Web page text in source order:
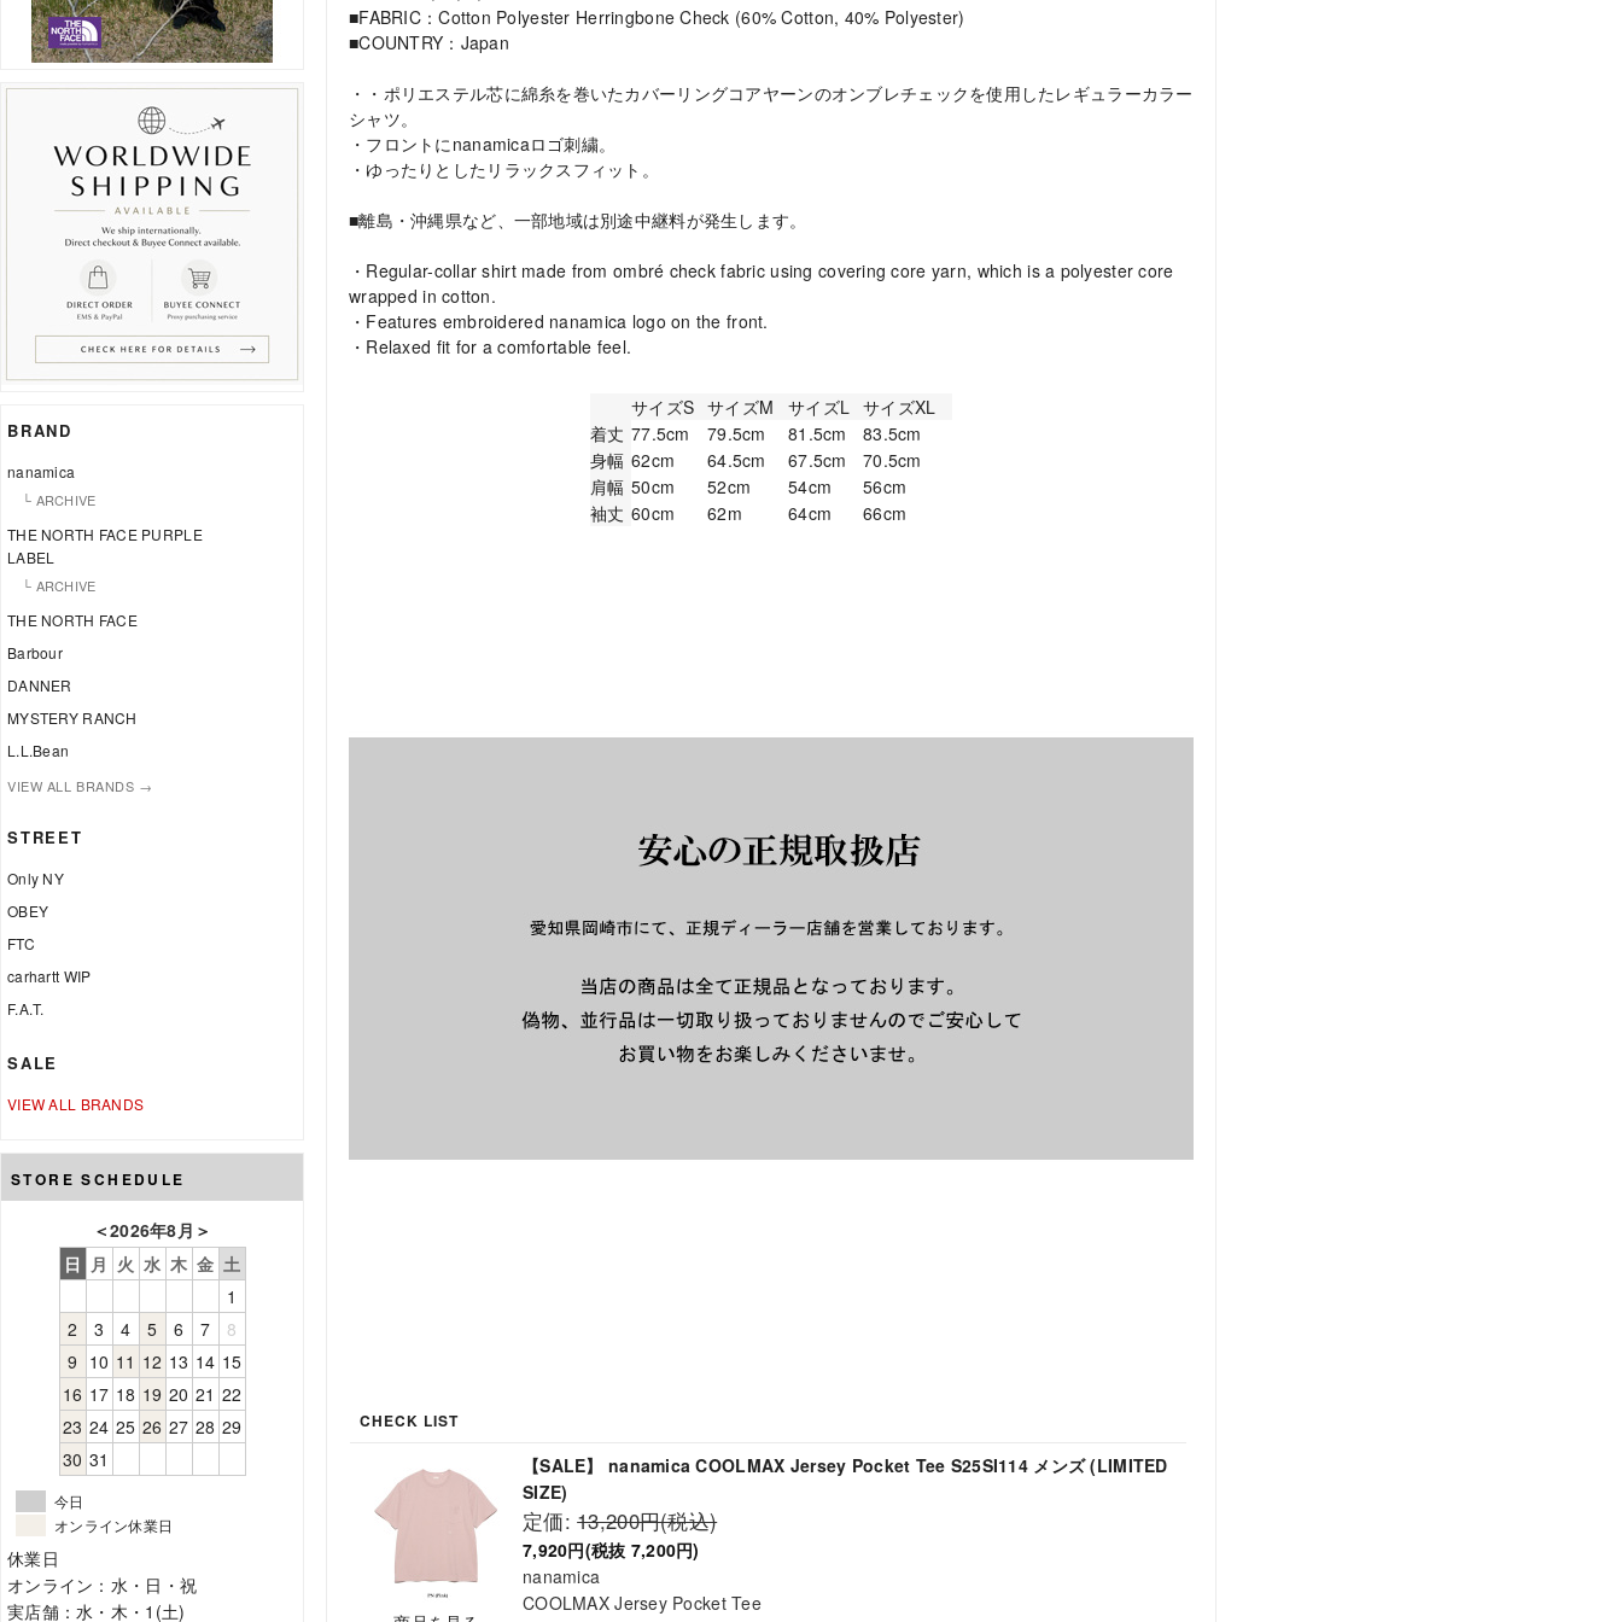
BRAND
nanamica
└ ARCHIVE
THE NORTH FACE PURPLE
LABEL
└ ARCHIVE
THE NORTH FACE
Barbour
DANNER
MYSTERY RANCH
L.L.Bean
VIEW ALL BRANDS →
STREET
Only NY
OBEY
FTC
carhartt WIP
F.A.T.
SALE
VIEW ALL BRANDS
STORE SCHEDULE
＜2026年8月 ＞
日 月 火 水 木 金 土
1
2
3 4 5 6 7
8
9 10 11 12 13 14 15
16 17 18 19 20 21 22
23 24 25 26 27 28 29
30 31
今日
オンライン休業日
休業日
オンライン：水・日・祝
実店舗：水・木・1(土)
■FABRIC：Cotton Polyester Herringbone Check (60% Cotton, 40% Polyester)
■COUNTRY：Japan
・・ポリエステル芯に綿糸を巻いたカバーリングコアヤーンのオンブレチェックを使用したレギュラーカラー
シャツ。
・フロントにnanamicaロゴ刺繍。
・ゆったりとしたリラックスフィット。
■離島・沖縄県など、一部地域は別途中継料が発生します。
・Regular-collar shirt made from ombré check fabric using covering core yarn, which is a polyester core
wrapped in cotton.
・Features embroidered nanamica logo on the front.
・Relaxed fit for a comfortable feel.
サイズS サイズM サイズL サイズXL
着丈 77.5cm 79.5cm 81.5cm
83.5cm
身幅 62cm 64.5cm 67.5cm
70.5cm
肩幅 50cm 52cm 54cm
56cm
袖丈 60cm 62m 64cm 66cm
CHECK LIST
【SALE】 nanamica COOLMAX Jersey Pocket Tee S25SI114 メンズ (LIMITED
SIZE)
定価:13,200円(税込)
7,920円(税抜 7,200円)
nanamica
COOLMAX Jersey Pocket Tee